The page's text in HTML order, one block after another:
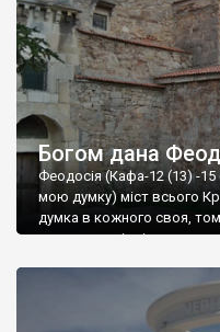
Богом дана
Феодосія (Кафа-12 (13) -15
мою думку) міст всього
думка в кожного своя,
запрошую відвідати це